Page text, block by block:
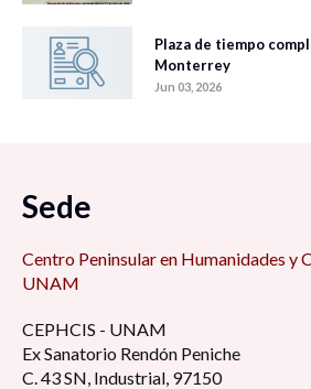
Plaza de tiempo
Monterrey
Jun 03, 2026
Sede
Centro Peninsular en Humanidades y
UNAM
CEPHCIS - UNAM
Ex Sanatorio Rendón Peniche
C. 43 SN, Industrial, 97150